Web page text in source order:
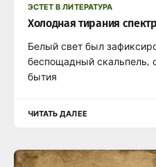
ЭСТЕТ В ЛИТЕРАТУРА
Холодная тирания
Белый свет был
беспощадный
бытия
ЧИТАТЬ ДАЛЕЕ